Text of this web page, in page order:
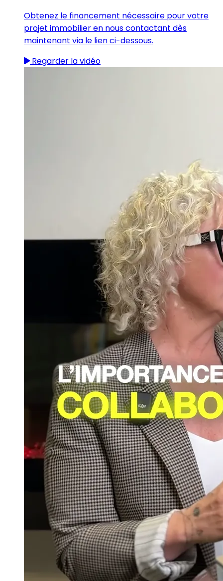
Obtenez le financement nécessaire pour votre
projet immobilier en nous contactant dès
maintenant via le lien ci-dessous.
Regarder la vidéo